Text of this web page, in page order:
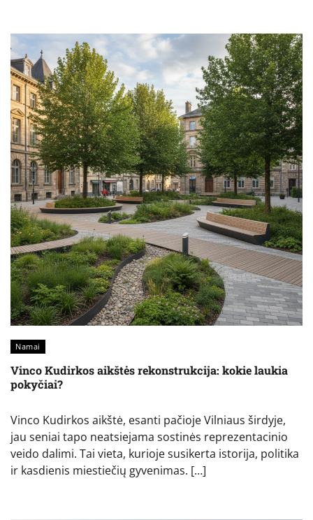
Namai
Vinco Kudirkos aikštės rekonstrukcija: kokie laukia
pokyčiai?
Vinco Kudirkos aikštė, esanti pačioje Vilniaus širdyje,
jau seniai tapo neatsiejama sostinės reprezentacinio
veido dalimi. Tai vieta, kurioje susikerta istorija, politika
ir kasdienis miestiečių gyvenimas. […]